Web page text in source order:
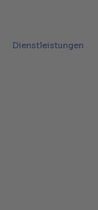
Dienstleistungen